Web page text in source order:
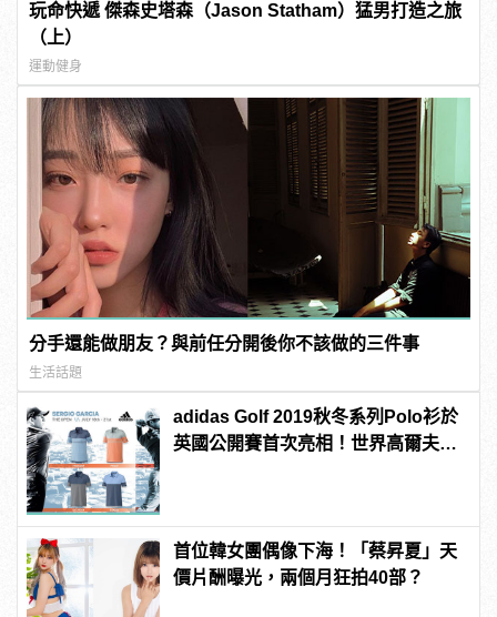
玩命快遞 傑森史塔森（Jason Statham）猛男打造之旅
（上）
運動健身
分手還能做朋友？與前任分開後你不該做的三件事
生活話題
adidas Golf 2019秋冬系列Polo衫於
英國公開賽首次亮相！世界高爾夫好
首位韓女團偶像下海！「蔡昇夏」天
價片酬曝光，兩個月狂拍40部？